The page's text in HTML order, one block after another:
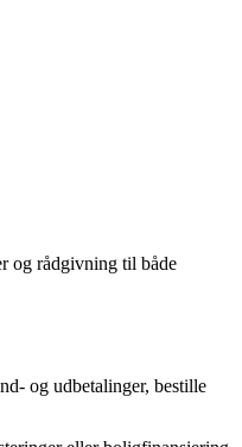
og rådgivning til både
og udbetalinger, bestille